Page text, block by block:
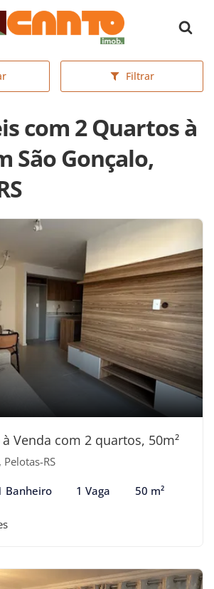
inicial
Filtrar
com 2 Quartos à
São Gonçalo,
Venda com 2 quartos, 50m²
RS
Banheiro 1 Vaga 50 m²